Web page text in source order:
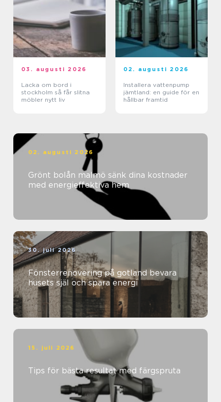
03. augusti 2026
Lacka om bord i
stockholm så får slitna
möbler nytt liv
02. augusti 2026
Installera vattenpump
jämtland: en guide för en
hållbar framtid
02. augusti 2026
Grönt bolån malmö sänk dina kostnader
med energieffektiva hem
30. juli 2026
Fönsterrenovering på gotland bevara
husets själ och spara energi
15. juli 2026
Tips för bästa resultat med färgspruta